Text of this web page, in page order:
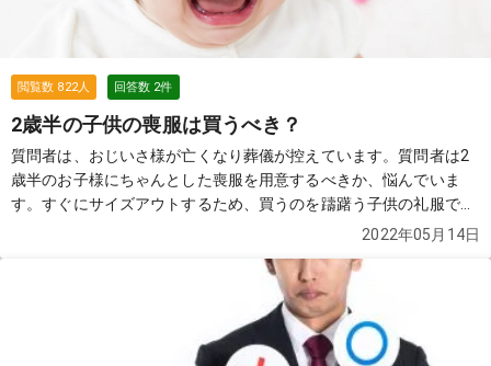
閲覧数 822人 回答数 2件
2歳半の子供の喪服は買うべき？
質問者は、おじいさ様が亡くなり葬儀が控えています。質問者は2
歳半のお子様にちゃんとした喪服を用意するべきか、悩んでいま
す。すぐにサイズアウトするため、買うのを躊躇う子供の礼服です
2022年05月14日